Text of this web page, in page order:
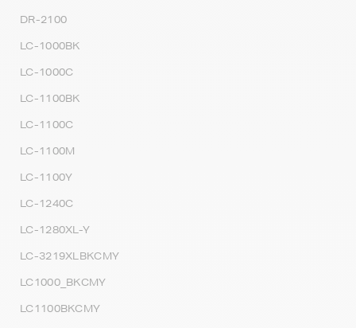
DR-2100
LC-1000BK
LC-1000C
LC-1100BK
LC-1100C
LC-1100M
LC-1100Y
LC-1240C
LC-1280XL-Y
LC-3219XLBKCMY
LC1000_BKCMY
LC1100BKCMY